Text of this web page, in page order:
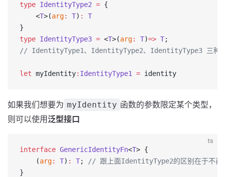
type IdentityType2 = {
    <
T>(arg: T) :
T
}
type IdentityType3 = <T>(arg: T)=> T;
// IdentityType1、IdentityType2、IdentityType3 三种类
let myIdentity: IdentityType1 = identity
如果我们想要为 myIdentity 函数的参数限定某个类型，
则可以使用泛型接口
ts
interface GenericIdentityFn<T> {
    (
arg: T) : T;
// 跟上面IdentityType2的区别在于不再
}